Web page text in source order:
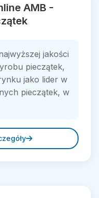
AMB -
jakości
pieczątek,
jako lider w
pieczątek, w